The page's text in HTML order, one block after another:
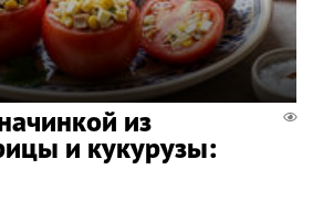
из
и кукурузы: